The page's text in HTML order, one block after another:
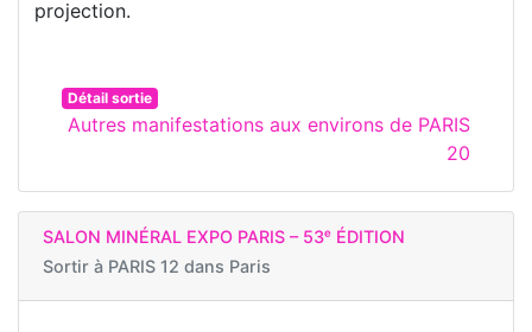
projection.
Détail sortie
Autres manifestations aux environs de PARIS
20
SALON MINÉRAL EXPO PARIS – 53ᵉ ÉDITION
Sortir à PARIS 12 dans Paris